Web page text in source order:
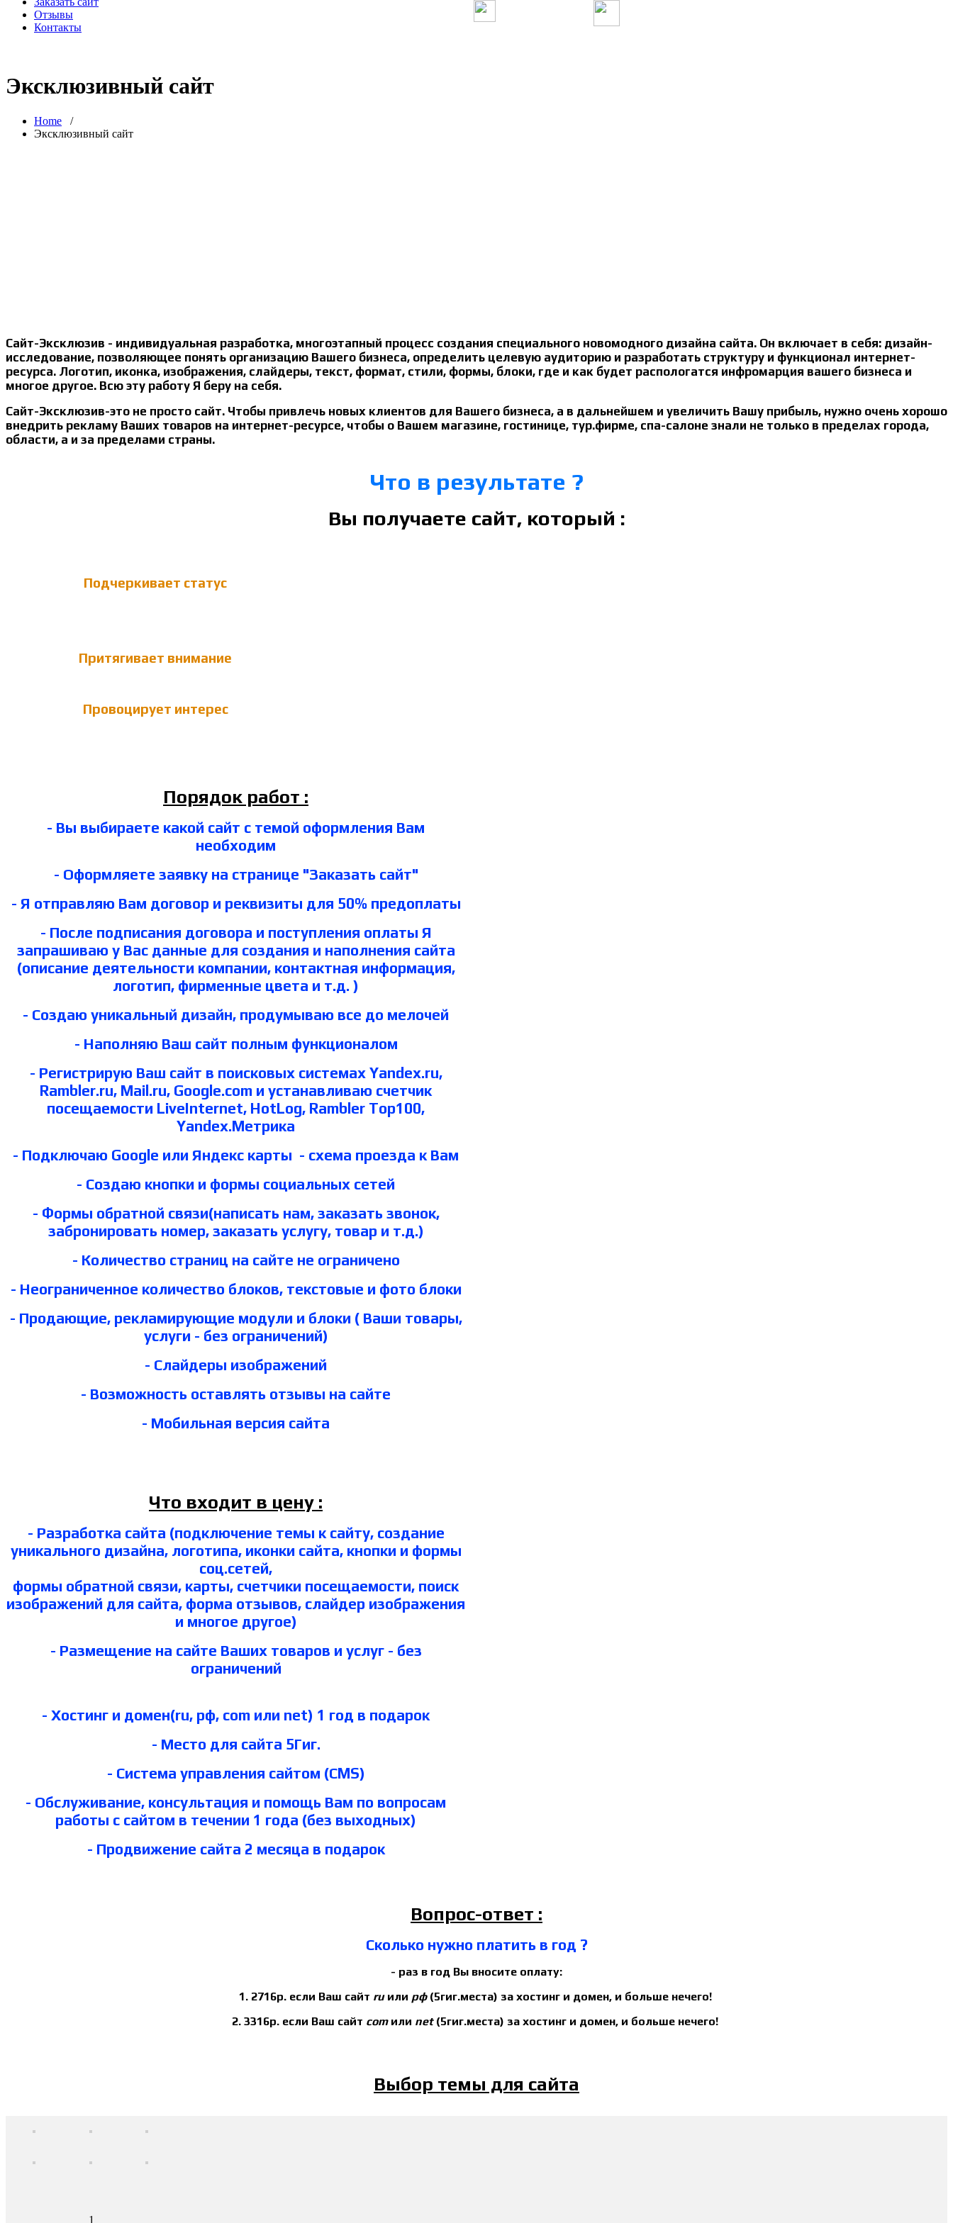
Отзывы
Контакты
Эксклюзивный сайт
Home /
Эксклюзивный сайт
Сайт-Эксклюзив - индивидуальная разработка, многоэтапный процесс создания специального новомодного дизайна сайта. Он включает в себя: дизайн-
исследование, позволяющее понять организацию Вашего бизнеса, определить целевую аудиторию и разработать структуру и функционал интернет-
ресурса. Логотип, иконка, изображения, слайдеры, текст, формат, стили, формы, блоки, где и как будет распологатся инфромарция вашего бизнеса и
многое другое. Всю эту работу Я беру на себя.
Cайт-Эксклюзив-это не просто сайт. Чтобы привлечь новых клиентов для Вашего бизнеса, а в дальнейшем и увеличить Вашу прибыль, нужно очень хорошо
внедрить рекламу Ваших товаров на интернет-ресурсе, чтобы о Вашем магазине, гостинице, тур.фирме, спа-салоне знали не только в пределах города,
области, а и за пределами страны.
Что в результате ?
Вы получаете сайт, который :
Подчеркивает статус
Притягивает внимание
Провоцирует интерес
Порядок работ :
- Вы выбираете какой сайт с темой оформления Вам
необходим
- Оформляете заявку на странице "Заказать сайт"
- Я отправляю Вам договор и реквизиты для 50% предоплаты
- После подписания договора и поступления оплаты Я
запрашиваю у Вас данные для создания и наполнения сайта
(описание деятельности компании, контактная информация,
логотип, фирменные цвета и т.д. )
- Создаю уникальный дизайн, продумываю все до мелочей
- Наполняю Ваш сайт полным функционалом
- Регистрирую Ваш сайт в поисковых системах Yandex.ru,
Rambler.ru, Mail.ru, Google.com и устанавливаю счетчик
посещаемости LiveInternet, HotLog, Rambler Top100,
Yandex.Mетрика
- Подключаю Google или Яндекс карты - схема проезда к Вам
- Создаю кнопки и формы социальных сетей
- Формы обратной связи(написать нам, заказать звонок,
забронировать номер, заказать услугу, товар и т.д.)
- Количество страниц на сайте не ограничено
- Неограниченное количество блоков, текстовые и фото блоки
- Продающие, рекламирующие модули и блоки ( Ваши товары,
услуги - без ограничений)
- Слайдеры изображений
- Возможность оставлять отзывы на сайте
- Мобильная версия сайта
Что входит в цену :
- Разработка сайта (подключение темы к сайту, создание
уникального дизайна, логотипа, иконки сайта, кнопки и формы
соц.сетей,
формы обратной связи, карты, счетчики посещаемости, поиск
изображений для сайта, форма отзывов, слайдер изображения
и многое другое)
- Размещение на сайте Ваших товаров и услуг - без
ограничений
- Хостинг и домен(ru, рф, com или net) 1 год в подарок
- Место для сайта 5Гиг.
- Система управления сайтом (СMS)
- Обслуживание, консультация и помощь Вам по вопросам
работы с сайтом в течении 1 года (без выходных)
- Продвижение сайта 2 месяца в подарок
Вопрос-ответ :
Сколько нужно платить в год ?
- раз в год Вы вносите оплату:
1. 2716р. если Ваш сайт ruили рф (5гиг.места) за хостинг и домен, и больше нечего!
2. 3316р. если Ваш сайт comили net (5гиг.места) за хостинг и домен, и больше нечего!
Выбор темы для сайта
1